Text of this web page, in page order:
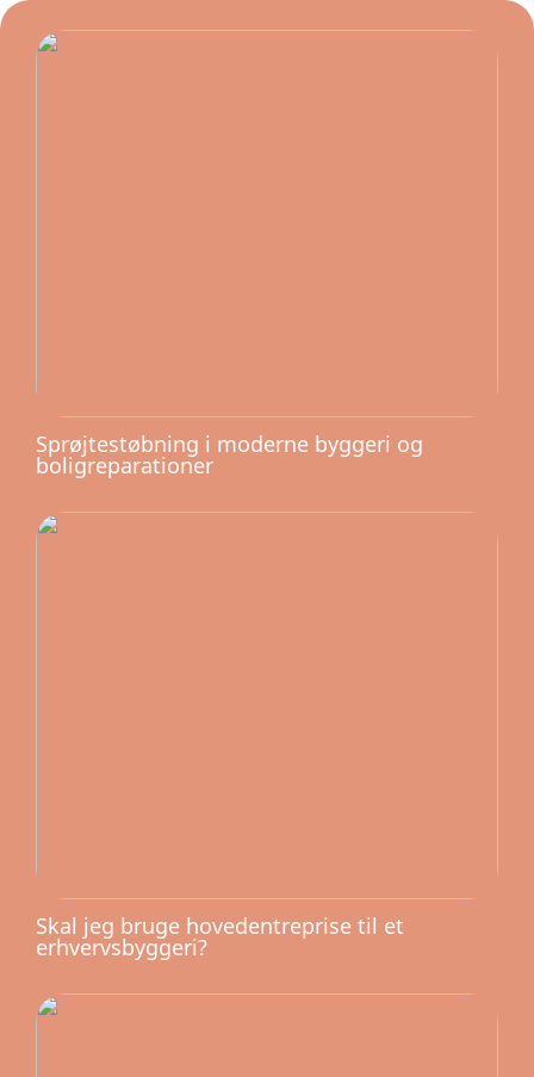
Sprøjtestøbning i moderne byggeri og
boligreparationer
Skal jeg bruge hovedentreprise til et
erhvervsbyggeri?